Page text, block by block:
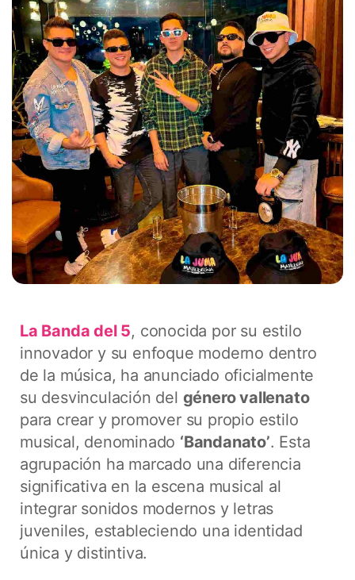
La Banda del 5, conocida por su estilo
innovador y su enfoque moderno dentro
de la música, ha anunciado oficialmente
su desvinculación del género vallenato
para crear y promover su propio estilo
musical, denominado ‘Bandanato’. Esta
agrupación ha marcado una diferencia
significativa en la escena musical al
integrar sonidos modernos y letras
juveniles, estableciendo una identidad
única y distintiva.